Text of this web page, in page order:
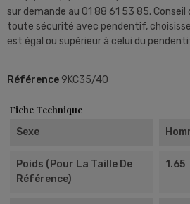
sur demande au 01 88 61 53 85. Conseil
toute sécurité avec pendentif,
est égal ou supérieur à celui du
Référence 9KC35/40
Fiche Technique
Sexe
Poids (pour La Taille De
Référence)
1.65